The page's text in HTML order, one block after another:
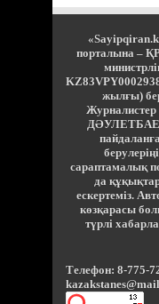
порталына –
жылғы)
сараптамалық
да
ескертеміз.
көзқарасы
түрлі
Телефон: 8-775-